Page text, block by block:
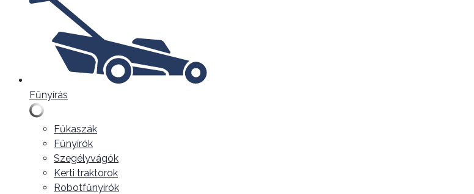
Fűnyírás
Fűkaszák
Fűnyírók
Szegélyvágók
Kerti traktorok
Robotfűnyírók